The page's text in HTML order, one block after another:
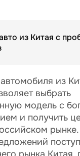
из Китая с
из
выбрать
модель с
и получить